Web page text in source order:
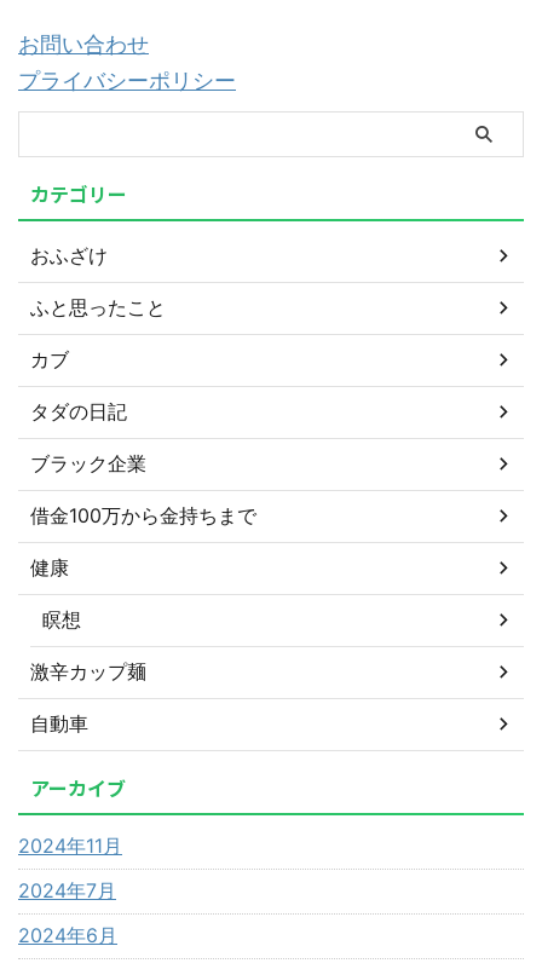
お問い合わせ
プライバシーポリシー
カテゴリー
おふざけ
ふと思ったこと
カブ
タダの日記
ブラック企業
借金100万から金持ちまで
健康
瞑想
激辛カップ麺
自動車
アーカイブ
2024年11月
2024年7月
2024年6月